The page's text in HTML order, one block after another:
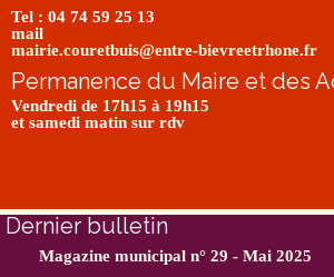
Tel : 04 74 59 25 13
mail
mairie.couretbuis@entre-bievreetrhone.fr
Permanence du Maire et des
Vendredi de 17h15 à 19h15
et samedi matin sur rdv
Dernier bulletin
Magazine municipal n° 29 - Mai 2025